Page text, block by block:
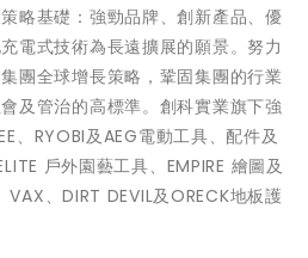
略基礎：強勁品牌、創新產品、優
電式技術為長遠擴展的願景。努力
團全球增長策略，鞏固集團的行業
及管治的高標準。創科實業旗下強
、RYOBI及AEG電動工具、配件及
戶外園藝工具、EMPIRE 繪圖及
、DIRT DEVIL及ORECK地板護